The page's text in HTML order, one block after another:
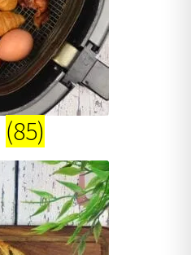
(85)